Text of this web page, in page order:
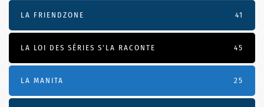
LA FRIENDZONE 41
LA LOI DES SÉRIES S'LA RACONTE 45
LA MANITA 25